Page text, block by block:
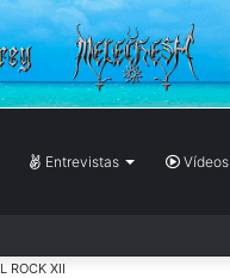
Entrevistas Vídeos
ROCK XII